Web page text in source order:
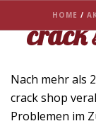
HOME /
crack
Nach mehr als
crack shop
Problemen im